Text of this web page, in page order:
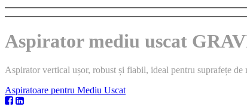
Aspirator mediu uscat
Aspirator vertical ușor, robust și fiabil, ideal pentru suprafețe
Aspiratoare pentru Mediu Uscat